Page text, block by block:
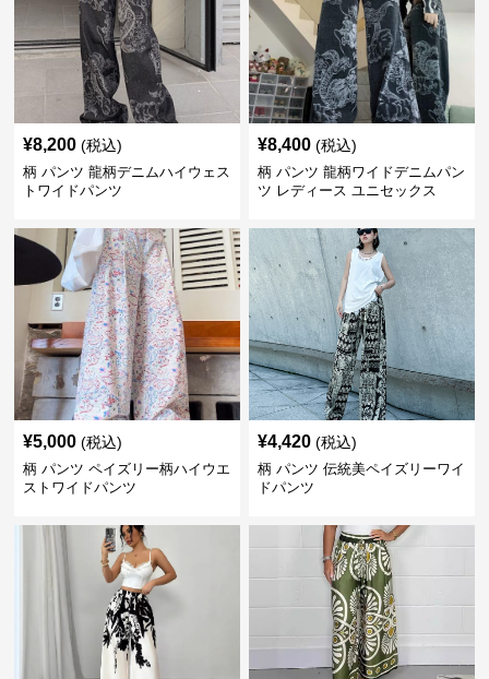
¥8,200 (税込)
柄 パンツ 龍柄デニムハイウェス
トワイドパンツ
¥8,400 (税込)
柄 パンツ 龍柄ワイドデニムパン
ツ レディース ユニセックス
¥5,000 (税込)
柄 パンツ ペイズリー柄ハイウエ
ストワイドパンツ
¥4,420 (税込)
柄 パンツ 伝統美ペイズリーワイ
ドパンツ